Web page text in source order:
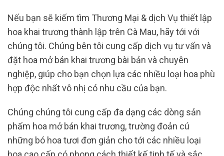
Nếu bạn sẽ kiếm tìm Thương Mại & dịch Vụ thiết lập
hoa khai trương thành lập trên Cà Mau, hãy tới với
chúng tôi. Chúng bên tôi cung cấp dịch vụ tư vấn và
đặt hoa mở bán khai trương bài bản và chuyên
nghiệp, giúp cho bạn chọn lựa các nhiều loại hoa phù
hợp độc nhất vô nhị có nhu cầu của bạn.
Chúng chúng tôi cung cấp đa dạng các dòng sản
phẩm hoa mở bán khai trương, trường đoản cú
những bó hoa tươi đơn giản cho tới các nhiều loại